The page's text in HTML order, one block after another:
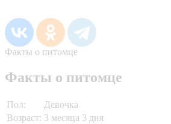
Факты о питомце
Факты о питомце
Пол:
Девочка
Возраст: 3 месяца 3 дня